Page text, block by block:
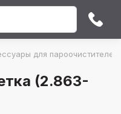
для пароочистителей
(2.863-